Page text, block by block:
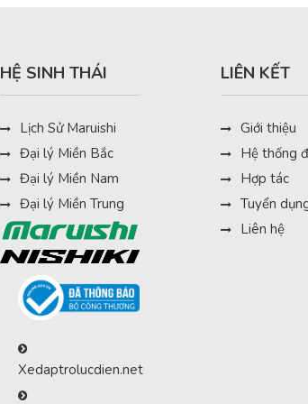
HỆ SINH THÁI
Lịch Sử Maruishi
Đại lý Miền Bắc
Đại lý Miền Nam
Đại lý Miền Trung
Xedaptrolucdien.net
LIÊN KẾT
Giới thiệu
Hệ thống
Hợp tác
Tuyển
Liên hệ